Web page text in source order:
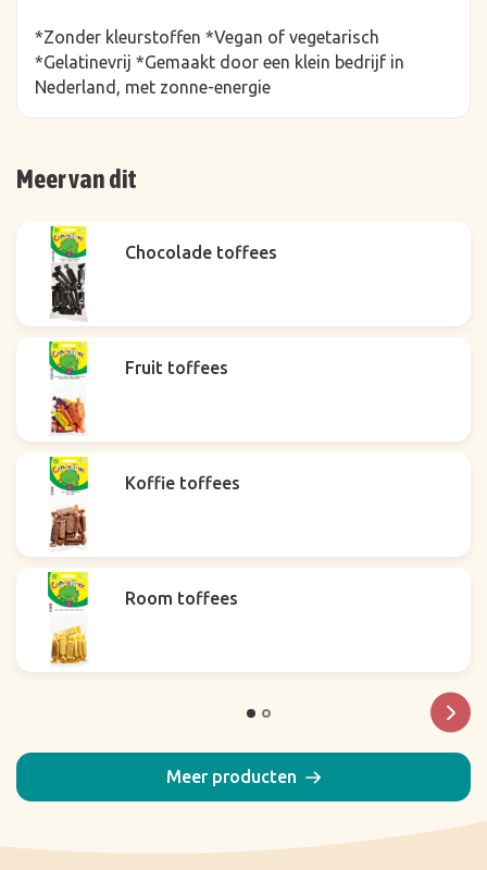
*Zonder kleurstoffen *Vegan of vegetarisch
*Gelatinevrij *Gemaakt door een klein bedrijf in
Nederland, met zonne-energie
Meer van dit
Chocolade toffees
Fruit toffees
Koffie toffees
Room toffees
Meer producten